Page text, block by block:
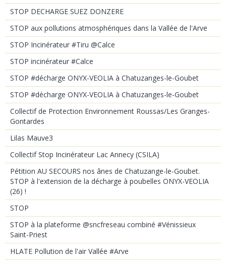
STOP DECHARGE SUEZ DONZERE
STOP aux pollutions atmosphériques dans la Vallée de l'Arve
STOP Incinérateur #Tiru @Calce
STOP incinérateur #Calce
STOP #décharge ONYX-VEOLIA à Chatuzanges-le-Goubet
STOP #décharge ONYX-VEOLIA à Chatuzanges-le-Goubet
Collectif de Protection Environnement Roussas/Les Granges-
Gontardes
Lilas Mauve3
Collectif Stop Incinérateur Lac Annecy (CSILA)
Pétition AU SECOURS nos ânes de Chatuzange-le-Goubet.
STOP à l'extension de la décharge à poubelles ONYX-VEOLIA
(26) !
STOP
STOP à la plateforme @sncfreseau combiné #Vénissieux
Saint-Priest
HLATE Pollution de l'air Vallée #Arve